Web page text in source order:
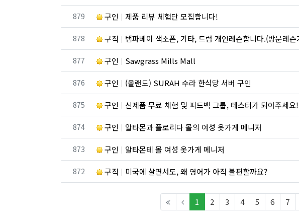
번호
879 구인 제품 리뷰 체험단 모집합니다!
번호
878 구직 탬파베이 색소폰, 기타, 드럼 개인레슨합니다.(방문레슨
번호
877 구인 Sawgrass Mills Mall
번호
876 구인 (올랜도) SURAH 수라 한식당 서버 구인
번호
875 구인 신제품 무료 체험 및 피드백 그룹, 테스터가 되어주세요!
번호
874 구인 알타몬과 플로리다 몰의 여성 옷가게 메니저
번호
873 구인 알타몬테 몰 여성 옷가게 메니저
번호
872 구직 미국에 살면서도, 왜 영어가 아직 불편할까요?
1 (current)
2 3 4 5 6 7